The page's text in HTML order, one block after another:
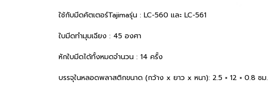
ใช้กับมีดคัตเตอร์Tajimaรุ่น : LC-560 และ LC-561
ใบมีดทำมุมเฉียง : 45 องศา
หักใบมีดได้ทั้งหมดจำนวน : 14 ครั้ง
บรรจุในหลอดพลาสติกขนาด (กว้าง x ยาว x หนา): 2.5 × 12 × 0.8 ซม.